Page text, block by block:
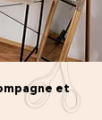
et